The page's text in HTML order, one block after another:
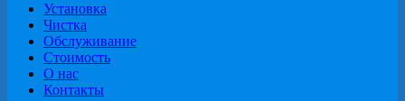
Установка
Чистка
Обслуживание
Стоимость
О нас
Контакты